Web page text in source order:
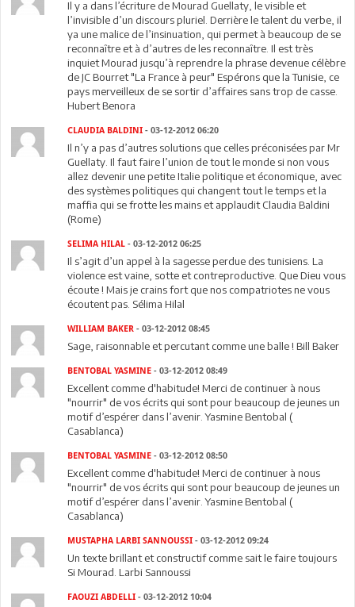
Il y a dans l’écriture de Mourad Guellaty, le visible et
l’invisible d’un discours pluriel. Derrière le talent du verbe, il
ya une malice de l’insinuation, qui permet à beaucoup de se
reconnaître et à d’autres de les reconnaître. Il est très
inquiet Mourad jusqu’à reprendre la phrase devenue célèbre
de JC Bourret "La France à peur" Espérons que la Tunisie, ce
pays merveilleux de se sortir d’affaires sans trop de casse.
Hubert Benora
CLAUDIA BALDINI - 03-12-2012 06:20
Il n’y a pas d’autres solutions que celles préconisées par Mr
Guellaty. Il faut faire l’union de tout le monde si non vous
allez devenir une petite Italie politique et économique, avec
des systèmes politiques qui changent tout le temps et la
maffia qui se frotte les mains et applaudit Claudia Baldini
(Rome)
SELIMA HILAL - 03-12-2012 06:25
Il s’agit d’un appel à la sagesse perdue des tunisiens. La
violence est vaine, sotte et contreproductive. Que Dieu vous
écoute ! Mais je crains fort que nos compatriotes ne vous
écoutent pas. Sélima Hilal
WILLIAM BAKER - 03-12-2012 08:45
Sage, raisonnable et percutant comme une balle ! Bill Baker
BENTOBAL YASMINE - 03-12-2012 08:49
Excellent comme d'habitude! Merci de continuer à nous
"nourrir" de vos écrits qui sont pour beaucoup de jeunes un
motif d’espérer dans l’avenir. Yasmine Bentobal (
Casablanca)
BENTOBAL YASMINE - 03-12-2012 08:50
Excellent comme d'habitude! Merci de continuer à nous
"nourrir" de vos écrits qui sont pour beaucoup de jeunes un
motif d’espérer dans l’avenir. Yasmine Bentobal (
Casablanca)
MUSTAPHA LARBI SANNOUSSI - 03-12-2012 09:24
Un texte brillant et constructif comme sait le faire toujours
Si Mourad. Larbi Sannoussi
FAOUZI ABDELLI - 03-12-2012 10:04